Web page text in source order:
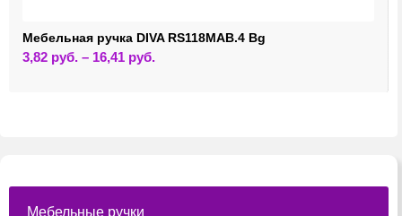
Мебельная ручка DIVA RS118MAB.4 Bg
3,82 руб. – 16,41 руб.
Мебельные ручки